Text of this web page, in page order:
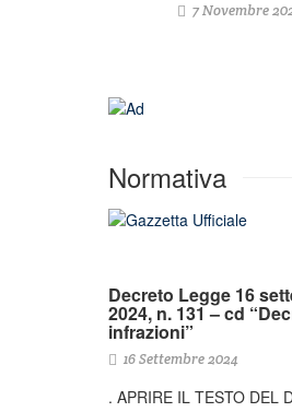
7 Novembre
Normativa
Decreto Legge 16
2024, n. 131 – cd
infrazioni”
16 Settembre 2024
. APRIRE IL TESTO DEL